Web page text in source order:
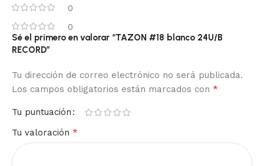
0
0
Sé el primero en valorar “TAZON #18 blanco 24U/B
RECORD”
Tu dirección de correo electrónico no será publicada.
Los campos obligatorios están marcados con *
Tu puntuación
Tu valoración *